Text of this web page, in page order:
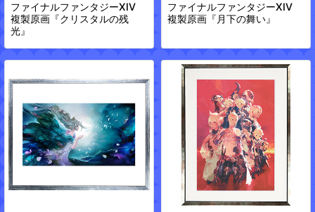
ファイナルファンタジーXIV
複製原画『クリスタルの残
光』
ファイナルファンタジーXIV
複製原画『月下の舞い』